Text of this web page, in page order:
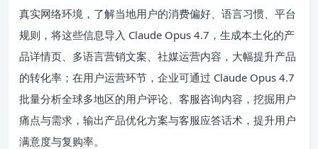
真实网络环境，了解当地用户的消费偏好、语言习惯、平台
规则，将这些信息导入 Claude Opus 4.7，生成本土化的产
品详情页、多语言营销文案、社媒运营内容，大幅提升产品
的转化率；在用户运营环节，企业可通过 Claude Opus 4.7
批量分析全球多地区的用户评论、客服咨询内容，挖掘用户
痛点与需求，输出产品优化方案与客服应答话术，提升用户
满意度与复购率。